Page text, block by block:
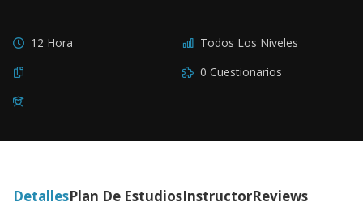
12 Hora
Todos Los Niveles
0 Cuestionarios
DetallesPlan De EstudiosInstructorReviews